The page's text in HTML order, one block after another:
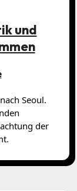
und
der